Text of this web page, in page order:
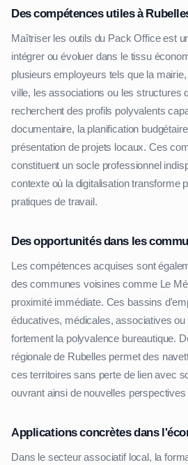
Des compétences utiles à
Maîtriser les outils du Pack Office est
intégrer ou évoluer dans le tissu
plusieurs employeurs tels que la
ville, les associations ou les structures
recherchent des profils polyvalents
documentaire, la planification
présentation de projets locaux. Ces
constituent un socle professionnel
contexte où la digitalisation transforme
pratiques de travail.
Des opportunités dans les
Les compétences acquises sont
des communes voisines comme Le
proximité immédiate. Ces bassins
éducatives, médicales, associatives
fortement la polyvalence bureautique.
régionale de Rubelles permet des
ces territoires sans perte de lien avec
ouvrant ainsi de nouvelles
Applications concrètes dans
Dans le secteur associatif local, la